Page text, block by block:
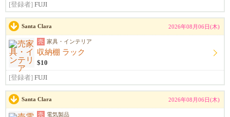
[登録者] FUJI
Santa Clara 2026年08月06日(木)
売 家具・インテリア
収納棚 ラック
$10
[登録者] FUJI
Santa Clara 2026年08月06日(木)
売 電気製品